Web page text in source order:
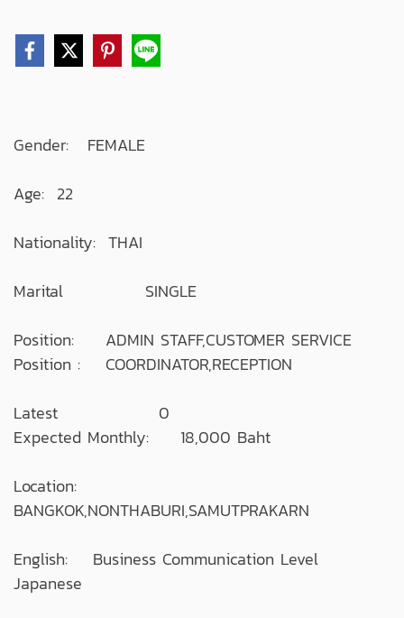
Gender: FEMALE
Age: 22
Nationality: THAI
Marital SINGLE
Position: ADMIN STAFF,CUSTOMER SERVICE
Position : COORDINATOR,RECEPTION
Latest 0
Expected Monthly: 18,000 Baht
Location:
BANGKOK,NONTHABURI,SAMUTPRAKARN
English: Business Communication Level
Japanese